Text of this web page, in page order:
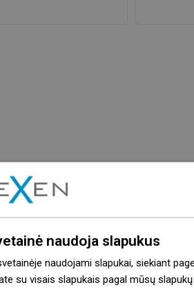
Apollo
naudoja slapukus
naudojami slapukai, siekiant
su visais slapukais pagal mūsų slapukų